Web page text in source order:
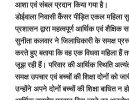
आशा एवं संबल प्रदान किया गया है।
डोईवाला निवासी कैंसर पीड़ित एकल महिला
प्रशासन द्वारा महत्वपूर्ण आर्थिक एवं
सुनीता कलवार ने जिलाधिकारी के समक्ष
करते हुए बताया कि वह एक विधवा महिला हैं
जूझ रही हैं। परिवार की आर्थिक स्थिति
समक्ष उपचार एवं बच्चों की शिक्षा दोनों को
उन्होंने अपने दोनों बच्चों की शिक्षा बाधित